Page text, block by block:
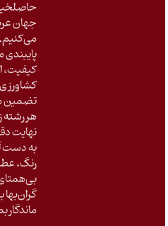
جهان
می‌کنیم.
پایبندی
کیفیت،
کشاورزی
تضمین
هر رشته
نهایت
به دست
رنگ،
گران‌بها
ماندگار